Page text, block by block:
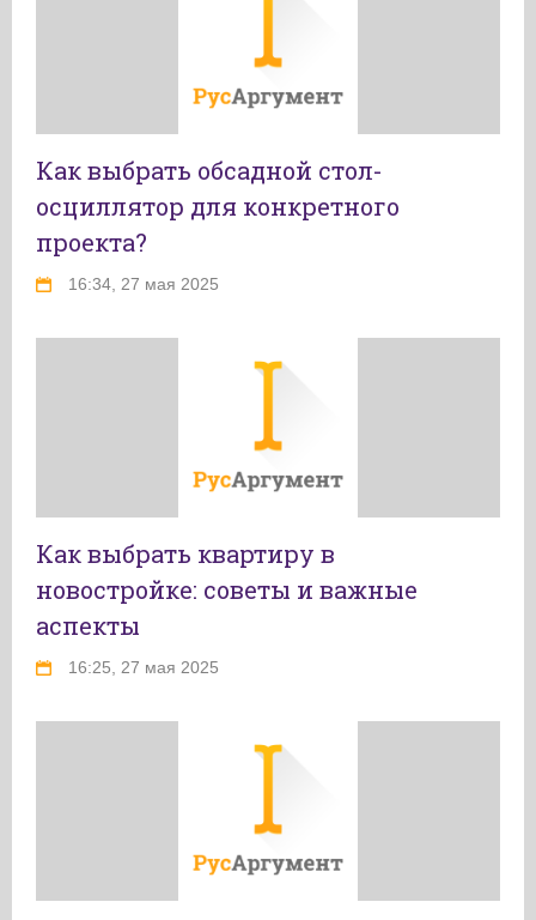
Как выбрать обсадной стол-
осциллятор для конкретного
проекта?
16:34, 27 мая 2025
Как выбрать квартиру в
новостройке: советы и важные
аспекты
16:25, 27 мая 2025